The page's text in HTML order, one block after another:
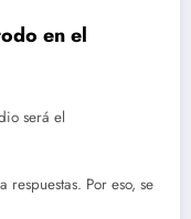
en el
será el
Por eso, se